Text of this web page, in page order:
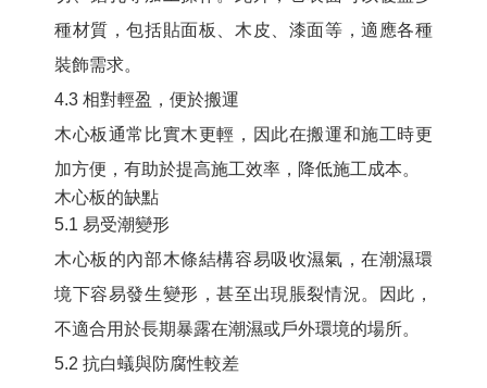
種材質，包括貼面板、木皮、漆面等，適應各種
裝飾需求。
4.3 相對輕盈，便於搬運
木心板通常比實木更輕，因此在搬運和施工時更
加方便，有助於提高施工效率，降低施工成本。
木心板的缺點
5.1 易受潮變形
木心板的內部木條結構容易吸收濕氣，在潮濕環
境下容易發生變形，甚至出現脹裂情況。因此，
不適合用於長期暴露在潮濕或戶外環境的場所。
5.2 抗白蟻與防腐性較差